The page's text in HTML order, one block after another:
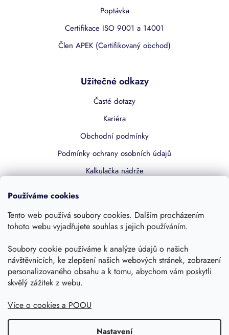
Používáme cookies
Tento web používá soubory cookies. Dalším procházením
tohoto webu vyjadřujete souhlas s jejich používáním.
Soubory cookie používáme k analýze údajů o našich
návštěvnících, ke zlepšení našich webových stránek, zobrazení
personalizovaného obsahu a k tomu, abychom vám poskytli
skvělý zážitek z webu.
Více o cookies a POOU
Nastavení
Poptávka
Certifikace ISO 9001 a 14001
Člen APEK (Certifikovaný obchod)
Užitečné odkazy
Časté dotazy
Kariéra
Obchodní podmínky
Podmínky ochrany osobních údajů
Kalkulačka nádrže
Kontakty
Sledujte nás